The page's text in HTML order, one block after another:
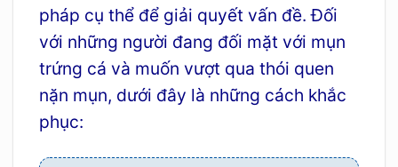
pháp cụ thể để giải quyết vấn đề. Đối
với những người đang đối mặt với mụn
trứng cá và muốn vượt qua thói quen
nặn mụn, dưới đây là những cách khắc
phục: